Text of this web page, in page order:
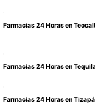
Farmacias 24 Horas en
Farmacias 24 Horas en
Farmacias 24 Horas en